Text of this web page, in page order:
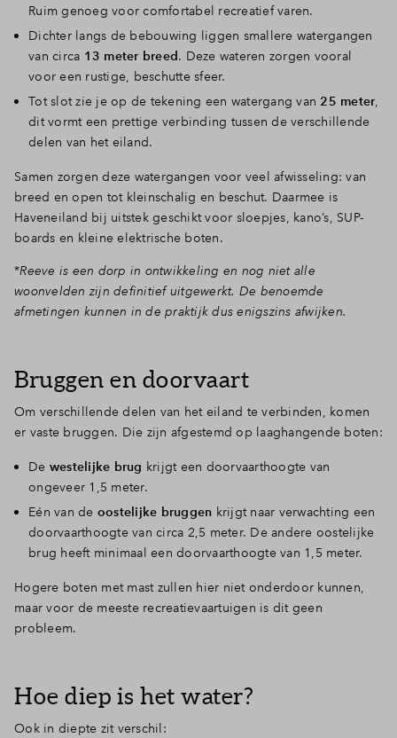
Ruim genoeg voor comfortabel recreatief varen.
Dichter langs de bebouwing liggen smallere watergangen
van circa 13 meter breed. Deze wateren zorgen vooral
voor een rustige, beschutte sfeer.
Tot slot zie je op de tekening een watergang van 25 meter,
dit vormt een prettige verbinding tussen de verschillende
delen van het eiland.
Samen zorgen deze watergangen voor veel afwisseling: van
breed en open tot kleinschalig en beschut. Daarmee is
Haveneiland bij uitstek geschikt voor sloepjes, kano’s, SUP-
boards en kleine elektrische boten.
*Reeve is een dorp in ontwikkeling en nog niet alle
woonvelden zijn definitief uitgewerkt. De benoemde
afmetingen kunnen in de praktijk dus enigszins afwijken.
Bruggen en doorvaart
Om verschillende delen van het eiland te verbinden, komen
er vaste bruggen. Die zijn afgestemd op laaghangende boten:
De westelijke brug krijgt een doorvaarthoogte van
ongeveer 1,5 meter.
Eén van de oostelijke bruggen krijgt naar verwachting een
doorvaarthoogte van circa 2,5 meter. De andere oostelijke
brug heeft minimaal een doorvaarthoogte van 1,5 meter.
Hogere boten met mast zullen hier niet onderdoor kunnen,
maar voor de meeste recreatievaartuigen is dit geen
probleem.
Hoe diep is het water?
Ook in diepte zit verschil: